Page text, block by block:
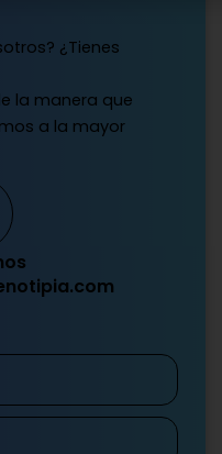
¿Tienes
la manera que
a la mayor